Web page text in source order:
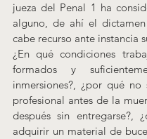
jueza del Penal 1 ha
alguno, de ahí el
cabe recurso ante instancia
¿En qué condiciones
formados y
inmersiones?, ¿por qué
profesional antes de la
después sin
adquirir un material de